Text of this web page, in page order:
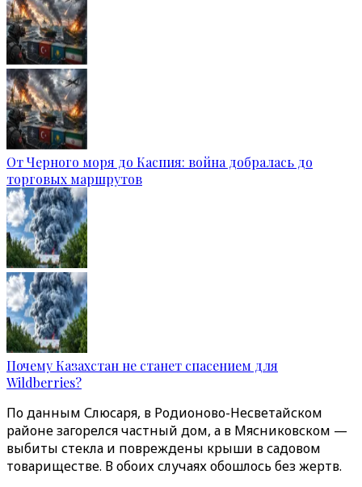
От Черного моря до Каспия: война добралась до
торговых маршрутов
Почему Казахстан не станет спасением для
Wildberries?
По данным Слюсаря, в Родионово-Несветайском
районе загорелся частный дом, а в Мясниковском —
выбиты стекла и повреждены крыши в садовом
товариществе. В обоих случаях обошлось без жертв.